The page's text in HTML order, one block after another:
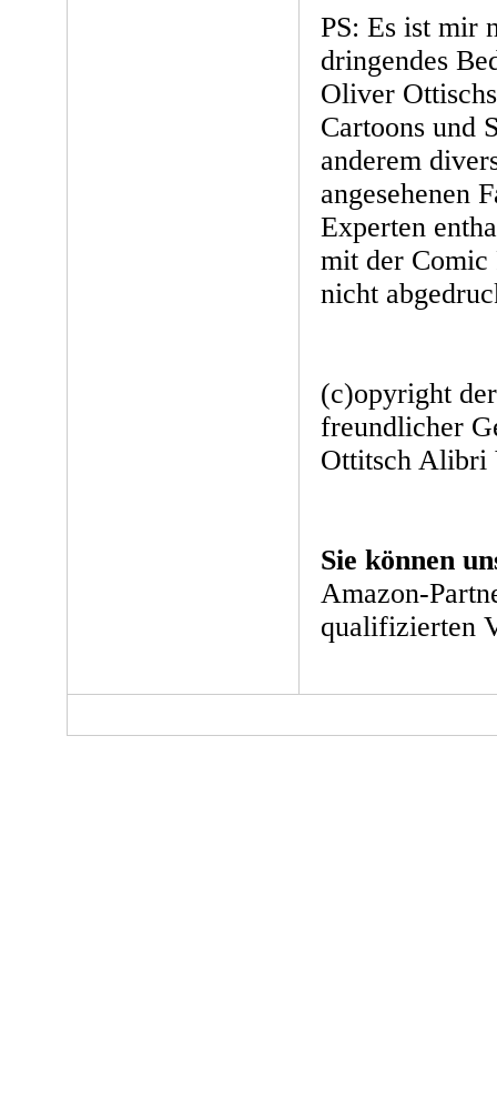
PS: Es ist mir
dringendes
Oliver
Cartoons und
anderem
angesehenen
Experten
mit der Comic
nicht
(c)opyright
freundlicher
Ottitsch Alibri
Sie können
Amazon-
qualifizierten